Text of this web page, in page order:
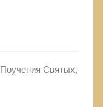
Поучения Святых,